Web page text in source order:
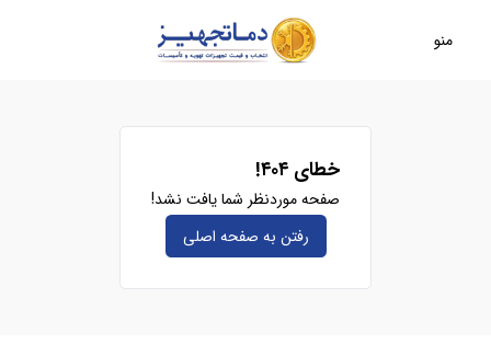
منو
خطای ۴۰۴!
صفحه موردنظر شما یافت نشد!
رفتن به صفحه‌ اصلی